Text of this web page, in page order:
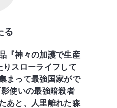
る
『神々の加護で生産
スローライフして
まって最強国家がで
使いの最強暗殺者
あと、人里離れた森